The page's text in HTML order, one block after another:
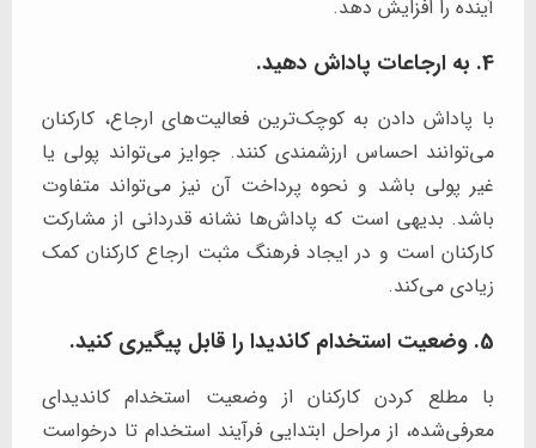
آینده را افزایش دهد.
4. به ارجاعات پاداش دهید.
با پاداش دادن به کوچک‌ترین فعالیت‌های ارجاع، کارکنان
می‌توانند احساس ارزشمندی کنند. جوایز می‌تواند پولی یا
غیر پولی باشد و نحوه پرداخت آن نیز می‌تواند متفاوت
باشد. بدیهی است که پاداش‌ها نشانه قدردانی از مشارکت
کارکنان است و در ایجاد فرهنگ مثبت ارجاع کارکنان کمک
زیادی می‌کند.
5. وضعیت استخدام کاندیدا را قابل پیگیری کنید.
با مطلع کردن کارکنان از وضعیت استخدام کاندیدای
معرفی‌شده، از مراحل ابتدایی فرآیند استخدام تا درخواست